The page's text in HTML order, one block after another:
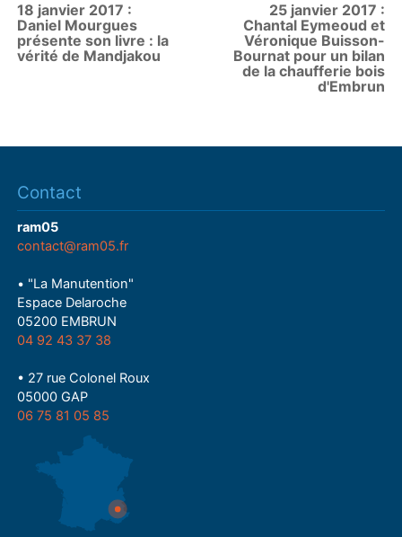
18 janvier 2017 :
Daniel Mourgues
présente son livre : la
vérité de Mandjakou
25 janvier 2017 :
Chantal Eymeoud et
Véronique Buisson-
Bournat pour un bilan
de la chaufferie bois
d'Embrun
Contact
ram05
contact@ram05.fr
• "La Manutention"
Espace Delaroche
05200 EMBRUN
04 92 43 37 38
• 27 rue Colonel Roux
05000 GAP
06 75 81 05 85